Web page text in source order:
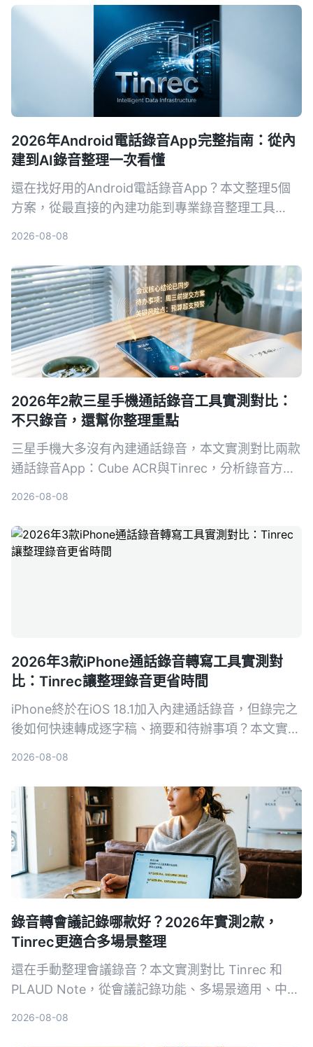
2026年Android電話錄音App完整指南：從內
建到AI錄音整理一次看懂
還在找好用的Android電話錄音App？本文整理5個
方案，從最直接的內建功能到專業錄音整理工具
2026-08-08
2026年2款三星手機通話錄音工具實測對比：
不只錄音，還幫你整理重點
三星手機大多沒有內建通話錄音，本文實測對比兩款
通話錄音App：Cube ACR與Tinrec，分析錄音方
2026-08-08
2026年3款iPhone通話錄音轉寫工具實測對
比：Tinrec讓整理錄音更省時間
iPhone終於在iOS 18.1加入內建通話錄音，但錄完之
後如何快速轉成逐字稿、摘要和待辦事項？本文實測
2026-08-08
錄音轉會議記錄哪款好？2026年實測2款，
Tinrec更適合多場景整理
還在手動整理會議錄音？本文實測對比 Tinrec 和
PLAUD Note，從會議記錄功能、多場景適用、中文
2026-08-08